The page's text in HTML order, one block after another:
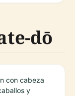
dō
con cabeza
y